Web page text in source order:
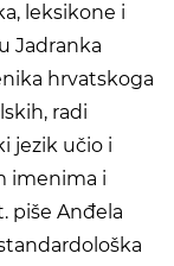
leksikone i
Jadranka
hrvatskoga
radi
jezik učio i
imenima i
piše Anđela